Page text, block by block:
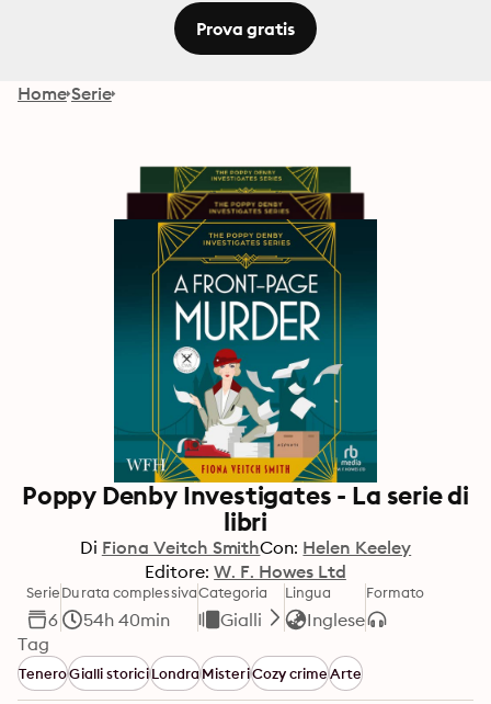
Prova gratis
Home Serie
Poppy Denby Investigates - La serie di
libri
Di Fiona Veitch SmithCon: Helen Keeley
Editore: W. F. Howes Ltd
Serie
6
Durata complessiva
54h 40min
Categoria
Gialli
Lingua
Inglese
Formato
Tag
TeneroGialli storiciLondraMisteriCozy crimeArte